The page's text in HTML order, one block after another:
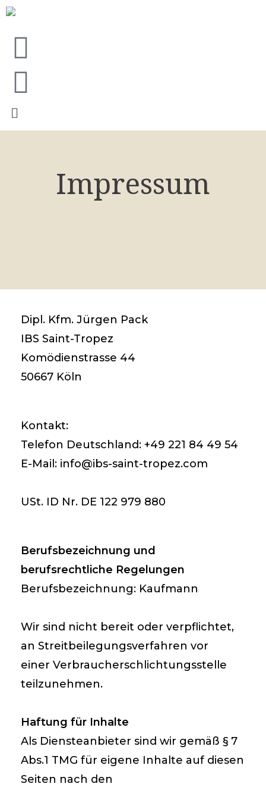
Impressum
Dipl. Kfm. Jürgen Pack
IBS Saint-Tropez
Komödienstrasse 44
50667 Köln
Kontakt:
Telefon Deutschland: +49 221 84 49 54
E-Mail: info@ibs-saint-tropez.com
USt. ID Nr. DE 122 979 880
Berufsbezeichnung und
berufsrechtliche Regelungen
Berufsbezeichnung: Kaufmann
Wir sind nicht bereit oder verpflichtet,
an Streitbeilegungsverfahren vor
einer Verbraucherschlichtungsstelle
teilzunehmen.
Haftung für Inhalte
Als Diensteanbieter sind wir gemäß § 7
Abs.1 TMG für eigene Inhalte auf diesen
Seiten nach den